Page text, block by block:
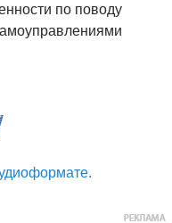
по поводу